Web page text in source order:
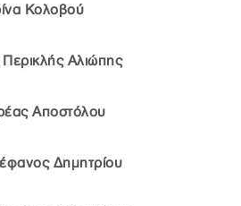
Κολοβού
Περικλής Αλιώπης
Αποστόλου
Δημητρίου